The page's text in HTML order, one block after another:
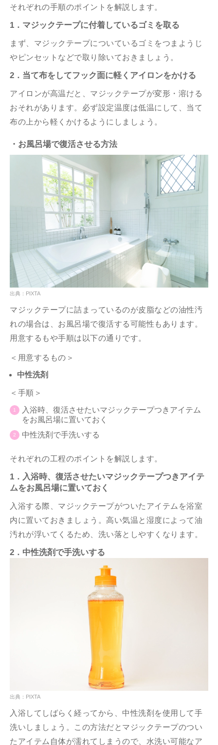
それぞれの手順のポイントを解説します。
1．マジックテープに付着しているゴミを取る
まず、マジックテープについているゴミをつまようじ
やピンセットなどで取り除いておきましょう。
2．当て布をしてフック面に軽くアイロンをかける
アイロンが高温だと、マジックテープが変形・溶ける
おそれがあります。必ず設定温度は低温にして、当て
布の上から軽くかけるようにしましょう。
・お風呂場で復活させる方法
出典：PIXTA
マジックテープに詰まっているのが皮脂などの油性汚
れの場合は、お風呂場で復活する可能性もあります。
用意するもや手順は以下の通りです。
＜用意するもの＞
中性洗剤
＜手順＞
入浴時、復活させたいマジックテープつきアイテム
をお風呂場に置いておく
中性洗剤で手洗いする
それぞれの工程のポイントを解説します。
1．入浴時、復活させたいマジックテープつきアイテ
ムをお風呂場に置いておく
入浴する際、マジックテープがついたアイテムを浴室
内に置いておきましょう。高い気温と湿度によって油
汚れが浮いてくるため、洗い落としやすくなります。
2．中性洗剤で手洗いする
出典：PIXTA
入浴してしばらく経ってから、中性洗剤を使用して手
洗いしましょう。この方法だとマジックテープのつい
たアイテム自体が濡れてしまうので、水洗い可能なア